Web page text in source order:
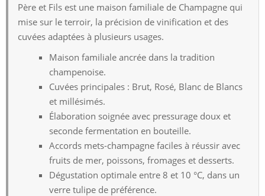
Père et Fils est une maison familiale de Champagne qui
mise sur le terroir, la précision de vinification et des
cuvées adaptées à plusieurs usages.
Maison familiale ancrée dans la tradition
champenoise.
Cuvées principales : Brut, Rosé, Blanc de Blancs
et millésimés.
Élaboration soignée avec pressurage doux et
seconde fermentation en bouteille.
Accords mets-champagne faciles à réussir avec
fruits de mer, poissons, fromages et desserts.
Dégustation optimale entre 8 et 10 °C, dans un
verre tulipe de préférence.